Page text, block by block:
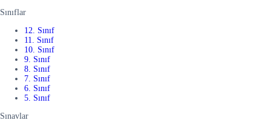
Sınıflar
12. Sınıf
11. Sınıf
10. Sınıf
9. Sınıf
8. Sınıf
7. Sınıf
6. Sınıf
5. Sınıf
Sınavlar